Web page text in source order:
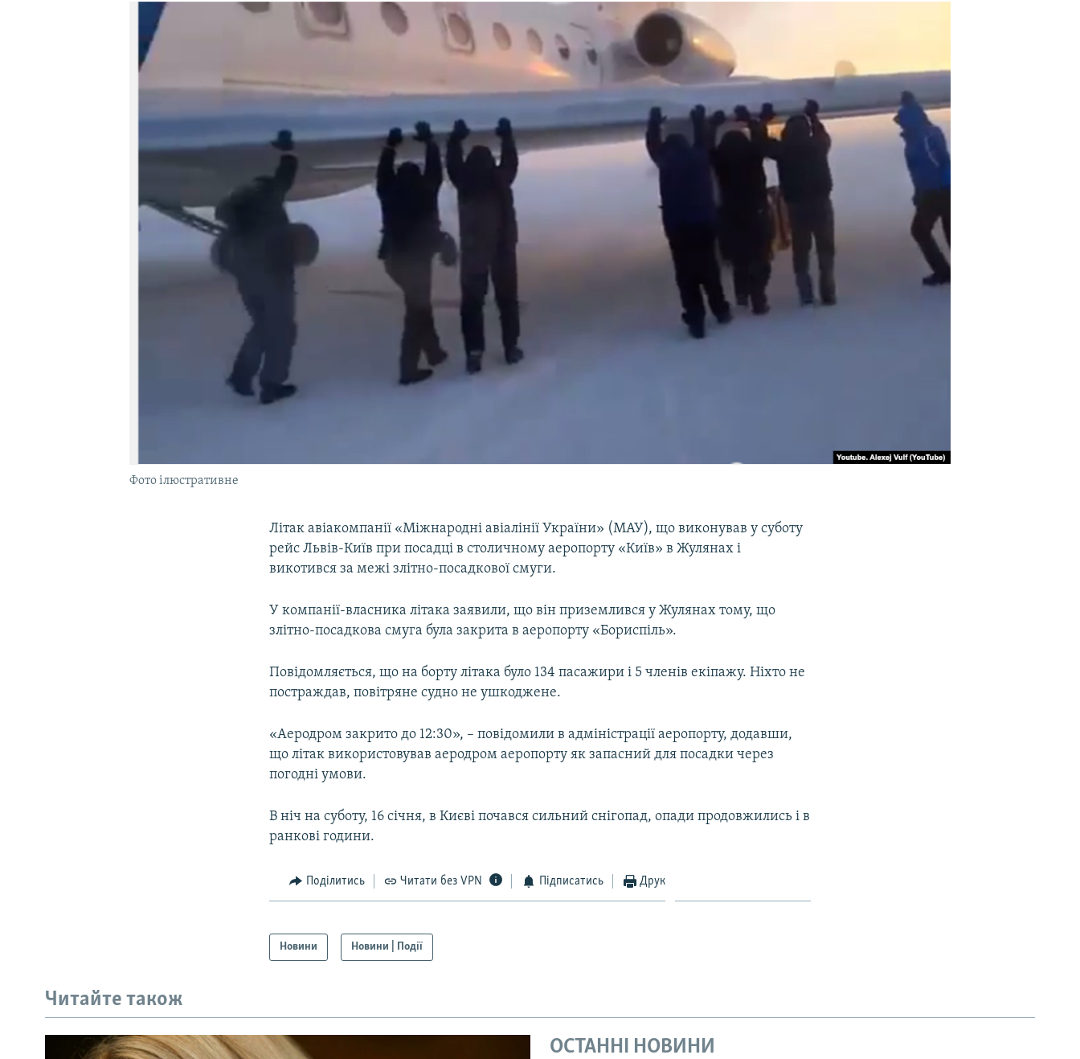
Фото ілюстративне
Літак авіакомпанії «Міжнародні авіалінії України» (МАУ), що виконував у суботу
рейс Львів-Київ при посадці в столичному аеропорту «Київ» в Жулянах і
викотився за межі злітно-посадкової смуги.
У компанії-власника літака заявили, що він приземлився у Жулянах тому, що
злітно-посадкова смуга була закрита в аеропорту «Бориспіль».
Повідомляється, що на борту літака було 134 пасажири і 5 членів екіпажу. Ніхто не
постраждав, повітряне судно не ушкоджене.
«Аеродром закрито до 12:30», – повідомили в адміністрації аеропорту, додавши,
що літак використовував аеродром аеропорту як запасний для посадки через
погодні умови.
В ніч на суботу, 16 січня, в Києві почався сильний снігопад, опади продовжились і в
ранкові години.
Поділитись Читати без VPN Підписатись Друк
Новини Новини | Події
Читайте також
ОСТАННІ НОВИНИ